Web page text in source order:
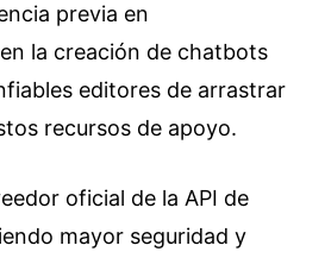
previa en
la creación de chatbots
editores de arrastrar
recursos de apoyo.
oficial de la API de
mayor seguridad y